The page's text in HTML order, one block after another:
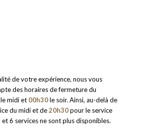
de votre expérience, nous vous
des horaires de fermeture du
le midi et 00h30le soir. Ainsi, au-delà de
du midi et de20h30pour le service
et 6 services ne sont plus disponibles.